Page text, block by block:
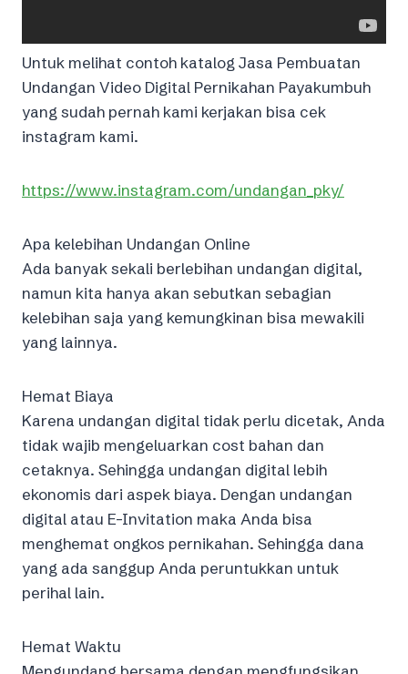
Untuk melihat contoh katalog Jasa Pembuatan
Undangan Video Digital Pernikahan Payakumbuh
yang sudah pernah kami kerjakan bisa cek
instagram kami.
https://www.instagram.com/undangan_pky/
Apa kelebihan Undangan Online
Ada banyak sekali berlebihan undangan digital,
namun kita hanya akan sebutkan sebagian
kelebihan saja yang kemungkinan bisa mewakili
yang lainnya.
Hemat Biaya
Karena undangan digital tidak perlu dicetak, Anda
tidak wajib mengeluarkan cost bahan dan
cetaknya. Sehingga undangan digital lebih
ekonomis dari aspek biaya. Dengan undangan
digital atau E-Invitation maka Anda bisa
menghemat ongkos pernikahan. Sehingga dana
yang ada sanggup Anda peruntukkan untuk
perihal lain.
Hemat Waktu